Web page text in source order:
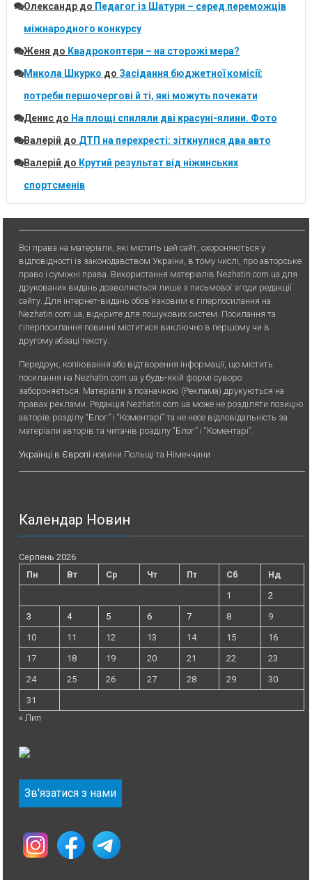
Олександрдо Педагог із Шатури – серед переможців
міжнародного конкурсу
Женя до Квадрокоптери – на сторожі мера?
Микола Шкурко до Засідання бюджетної комісії:
потреби першочергові й ті, які можуть почекати
Денисдо На площі спиляли дві красуні-ялини. Фото
Валерій до ДТП на перехресті: зіткнулися два авто
Валерій до Крутий результат від ніжинських
спортсменів
Всі права на матеріали, які містить цей сайт, охороняються у
відповідності із законодавством України, в тому числі, про авторське
право і суміжні права. Використання матерiалiв Nezhatin.com.ua для
друкованих видань дозволяється лише з письмової згоди редакції
сайту. Для iнтернет-видань обов’язковим є гiперпосилання на
Nezhatin.com.ua, відкрите для пошукових систем. Посилання та
гіперпосилання повинні міститися виключно в першому чи в
другому абзаці тексту.
Передрук, копiювання або вiдтворення iнформацiї, що мiстить
посилання на Nezhatin.com.ua у будь-якiй формi суворо
забороняється. Матеріали з позначкою (Реклама) друкуються на
правах реклами. Редакція Nezhatin.com.ua може не розділяти позицію
авторів розділу “Блог” і “Коментарі” та не несе відповідальність за
матеріали авторів та читачів розділу “Блог” і “Коментарі”.
Українці в Європі новини Польщі та Німеччини
Календар Новин
Серпень 2026
Пн
Вт Ср Чт Пт Сб
Нд
1
2
3
4 5 6 7 8
9
10
11 12 13 14 15
16
17
18 19 20 21 22
23
24
25 26 27 28 29
30
31
« Лип
Зв'язатися з нами